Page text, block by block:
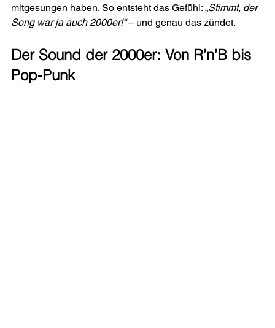
mitgesungen haben. So entsteht das Gefühl: „Stimmt, der
Song war ja auch 2000er!“ – und genau das zündet.
Der Sound der 2000er: Von R’n’B bis
Pop-Punk